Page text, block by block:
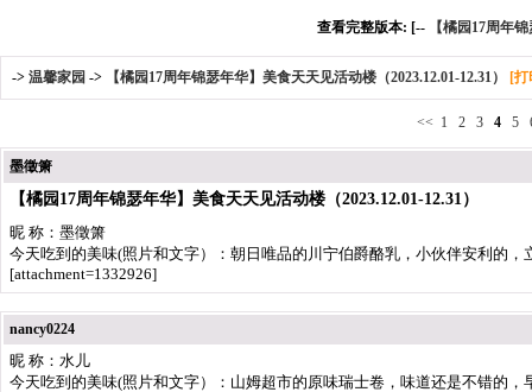
查看完整版本: [-- 【橘园17周年
-> 温馨家园 -> 【橘园17周年锦瑟年华】美食天天见活动楼（2023.12.01-12.31） [
<< 1 2 3 4 5
墨徵箫
【橘园17周年锦瑟年华】美食天天见活动楼（2023.12.01-12.31）
昵 称：墨徵箫
今天吃到的美味(照片和文字）：朝日唯品的川宁伯爵酪乳，小伙伴安利的
[attachment=1332926]
nancy0224
昵 称：水儿
今天吃到的美味(照片和文字）：山姆超市的原味瑞士卷，味道还是不错的